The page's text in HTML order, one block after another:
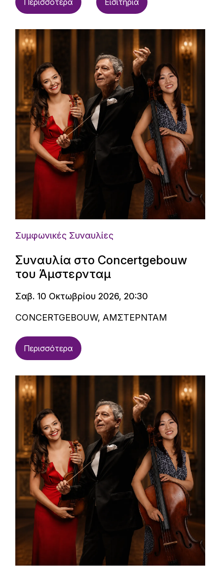
Περισσότερα Εισιτήρια
Συμφωνικές Συναυλίες
Συναυλία στο Concertgebouw
του Άμστερνταμ
Σαβ. 10 Οκτωβρίου 2026, 20:30
CONCERTGEBOUW, ΑΜΣΤΕΡΝΤΑΜ
Περισσότερα